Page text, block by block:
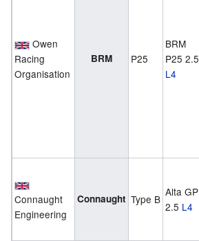
Owen
Racing
Organisation
BRM P25
BRM
P25 2.5
L4
Connaught
Engineering
Connaught Type B
Alta GP
2.5 L4